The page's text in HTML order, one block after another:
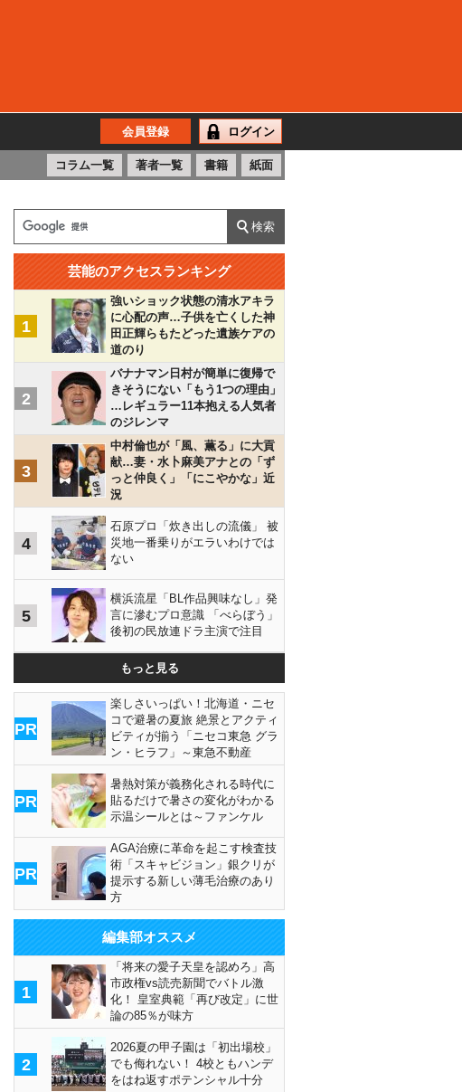
会員登録 ログイン
コラム一覧 著者一覧 書籍 紙面
芸能のアクセスランキング
1
強いショック状態の清水アキラ
に心配の声…子供を亡くした神
田正輝らもたどった遺族ケアの
道のり
2
バナナマン日村が簡単に復帰で
きそうにない「もう1つの理由」
…レギュラー11本抱える人気者
のジレンマ
3
中村倫也が「風、薫る」に大貢
献…妻・水卜麻美アナとの「ず
っと仲良く」「にこやかな」近
況
4
石原プロ「炊き出しの流儀」 被
災地一番乗りがエラいわけでは
ない
5
横浜流星「BL作品興味なし」発
言に滲むプロ意識 「べらぼう」
後初の民放連ドラ主演で注目
もっと見る
PR
楽しさいっぱい！北海道・ニセ
コで避暑の夏旅 絶景とアクティ
ビティが揃う「ニセコ東急 グラ
ン・ヒラフ」～東急不動産
PR
暑熱対策が義務化される時代に
貼るだけで暑さの変化がわかる
示温シールとは～ファンケル
PR
AGA治療に革命を起こす検査技
術「スキャビジョン」銀クリが
提示する新しい薄毛治療のあり
方
編集部オススメ
1
「将来の愛子天皇を認めろ」高
市政権vs読売新聞でバトル激
化！ 皇室典範「再び改定」に世
論の85％が味方
2
2026夏の甲子園は「初出場校」
でも侮れない！ 4校ともハンデ
をはね返すポテンシャル十分